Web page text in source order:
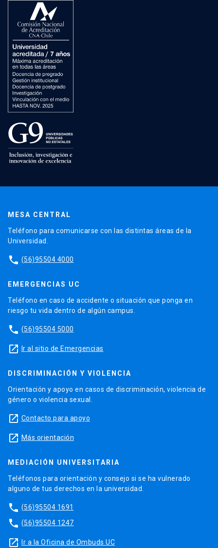
MESA CENTRAL
Teléfono para comunicarse con las distintas áreas de la
Universidad.
phone (56)95504 4000
EMERGENCIAS UC
Teléfono en caso de accidente o situación que ponga en
riesgo tu vida dentro de algún campus.
phone (56)95504 5000
launch Ir al sitio de Emergencias
DISCRIMINACIÓN Y VIOLENCIA
Orientación y apoyo en casos de discriminación, violencia de
género o violencia sexual.
launch Contacto para apoyo
launch Más orientación
MEDIACIÓN UNIVERSITARIA
Teléfonos para orientación y consejo si se ha vulnerado
alguno de tus derechos en la universidad.
phone (56)95504 1691
phone (56)95504 1247
launch Ir a la Oficina de Ombuds UC